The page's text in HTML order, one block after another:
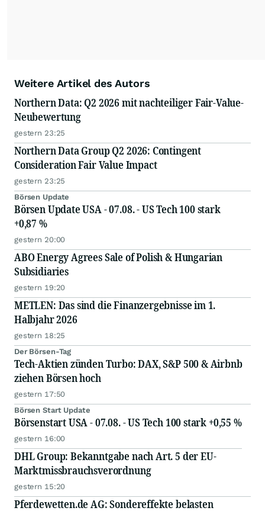
Weitere Artikel des Autors
Northern Data: Q2 2026 mit nachteiliger Fair-Value-
Neubewertung
gestern 23:25
Northern Data Group Q2 2026: Contingent
Consideration Fair Value Impact
gestern 23:25
Börsen Update
Börsen Update USA - 07.08. - US Tech 100 stark
+0,87 %
gestern 20:00
ABO Energy Agrees Sale of Polish & Hungarian
Subsidiaries
gestern 19:20
METLEN: Das sind die Finanzergebnisse im 1.
Halbjahr 2026
gestern 18:25
Der Börsen-Tag
Tech-Aktien zünden Turbo: DAX, S&P 500 & Airbnb
ziehen Börsen hoch
gestern 17:50
Börsen Start Update
Börsenstart USA - 07.08. - US Tech 100 stark +0,55 %
gestern 16:00
DHL Group: Bekanntgabe nach Art. 5 der EU-
Marktmissbrauchsverordnung
gestern 15:20
Pferdewetten.de AG: Sondereffekte belasten